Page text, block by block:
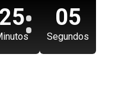
25
Segundos
03